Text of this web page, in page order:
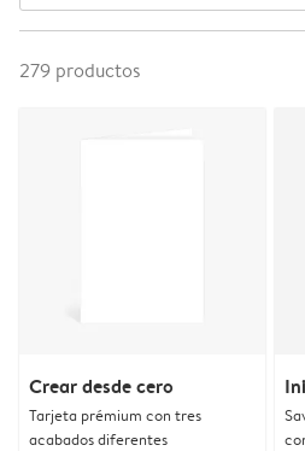
279 productos
Crear desde cero
Tarjeta prémium con tres
acabados diferentes